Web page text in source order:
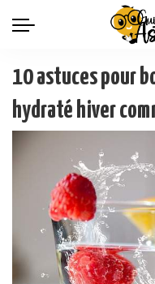
10 astuces pour
hydraté hiver